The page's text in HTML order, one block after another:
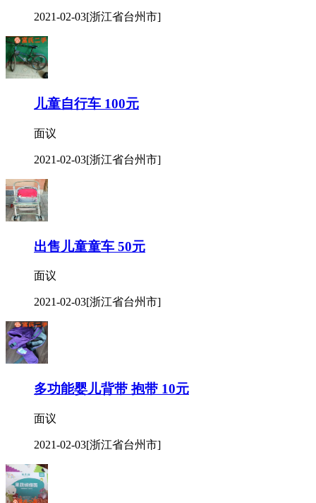
2021-02-03[浙江省台州市]
儿童自行车 100元
面议
2021-02-03[浙江省台州市]
出售儿童童车 50元
面议
2021-02-03[浙江省台州市]
多功能婴儿背带 抱带 10元
面议
2021-02-03[浙江省台州市]